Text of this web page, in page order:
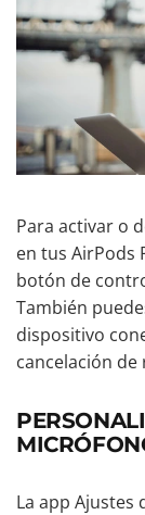
Para activar o
en tus AirPods
botón de
También
dispositivo
cancelación
La app Ajustes